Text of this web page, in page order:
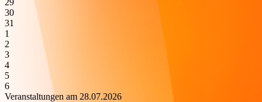
30
31
1
2
3
4
5
6
Veranstaltungen am 28.07.2026